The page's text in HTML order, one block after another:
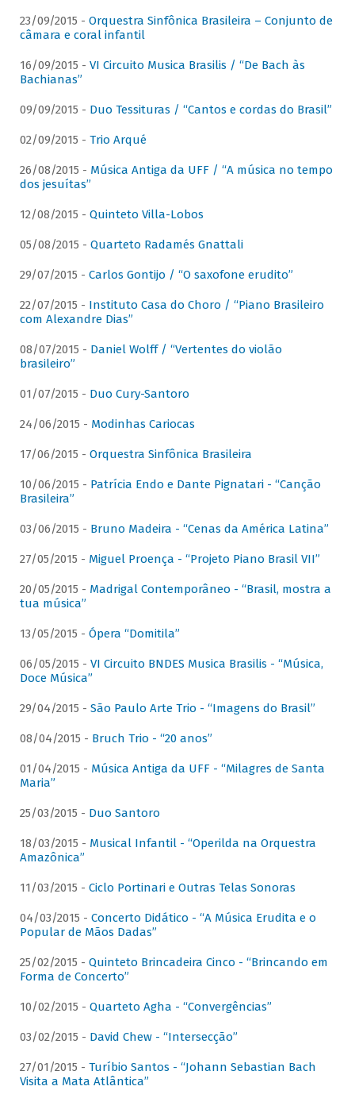
23/09/2015 - Orquestra Sinfônica Brasileira – Conjunto de
câmara e coral infantil
16/09/2015 - VI Circuito Musica Brasilis / “De Bach às
Bachianas”
09/09/2015 - Duo Tessituras / “Cantos e cordas do Brasil”
02/09/2015 - Trio Arqué
26/08/2015 - Música Antiga da UFF / “A música no tempo
dos jesuítas”
12/08/2015 - Quinteto Villa-Lobos
05/08/2015 - Quarteto Radamés Gnattali
29/07/2015 - Carlos Gontijo / “O saxofone erudito”
22/07/2015 - Instituto Casa do Choro / “Piano Brasileiro
com Alexandre Dias”
08/07/2015 - Daniel Wolff / “Vertentes do violão
brasileiro”
01/07/2015 - Duo Cury-Santoro
24/06/2015 - Modinhas Cariocas
17/06/2015 - Orquestra Sinfônica Brasileira
10/06/2015 - Patrícia Endo e Dante Pignatari - “Canção
Brasileira”
03/06/2015 - Bruno Madeira - “Cenas da América Latina”
27/05/2015 - Miguel Proença - “Projeto Piano Brasil VII”
20/05/2015 - Madrigal Contemporâneo - “Brasil, mostra a
tua música”
13/05/2015 - Ópera “Domitila”
06/05/2015 - VI Circuito BNDES Musica Brasilis - “Música,
Doce Música”
29/04/2015 - São Paulo Arte Trio - “Imagens do Brasil”
08/04/2015 - Bruch Trio - “20 anos”
01/04/2015 - Música Antiga da UFF - “Milagres de Santa
Maria”
25/03/2015 - Duo Santoro
18/03/2015 - Musical Infantil - “Operilda na Orquestra
Amazônica”
11/03/2015 - Ciclo Portinari e Outras Telas Sonoras
04/03/2015 - Concerto Didático - “A Música Erudita e o
Popular de Mãos Dadas”
25/02/2015 - Quinteto Brincadeira Cinco - “Brincando em
Forma de Concerto”
10/02/2015 - Quarteto Agha - “Convergências”
03/02/2015 - David Chew - “Intersecção”
27/01/2015 - Turíbio Santos - “Johann Sebastian Bach
Visita a Mata Atlântica”